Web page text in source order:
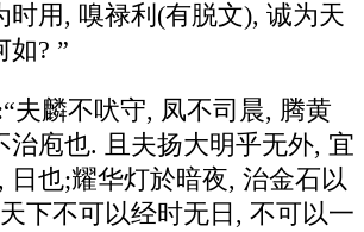
时用, 嗅禄利(有脱文), 诚为天
如? ”
夫麟不吠守, 凤不司晨, 腾黄
治庖也. 且夫扬大明乎无外, 宜
日也;耀华灯於暗夜, 治金石以
下不可以经时无日, 不可以一